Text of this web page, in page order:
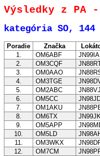
Výsledky z PA
kategória SO, 144
Poradie Značka
1.
OM6ABF JN99IA
2.
OM3CQF
3.
OM0AAO
4.
OM3TGE
5.
OM2ABC JN88VJ
6.
OM5CC
7.
OM1AKU
8.
OM6TX
9.
OM5APP
10.
OM5LD
11.
OM3WKX
12.
OM7CM